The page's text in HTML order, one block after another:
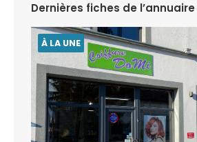
Dernières fiches de l’annuaire
À LA UNE